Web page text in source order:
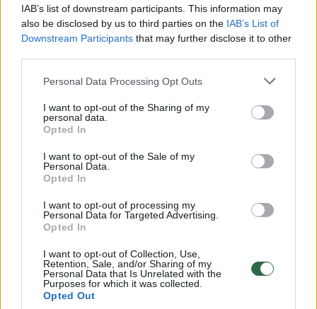
IAB’s list of downstream participants. This information may
also be disclosed by us to third parties on the IAB’s List of
Downstream Participants that may further disclose it to other
Personal Data Processing Opt Outs
I want to opt-out of the Sharing of my
personal data.
Opted In
I want to opt-out of the Sale of my
Personal Data.
Opted In
I want to opt-out of processing my
Personal Data for Targeted Advertising.
Opted In
I want to opt-out of Collection, Use,
Retention, Sale, and/or Sharing of my
Personal Data that Is Unrelated with the
Purposes for which it was collected.
Opted Out
Išimtis deimantų rinkai: JAV superka
daugiau nei pusę pasaulio produkto, todėl
muitų netaikys
Tačiau Andrių labiausiai nustebino tai, kad